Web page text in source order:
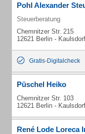
Pohl Alexander
Steuerberatung
Chemnitzer Str. 215
12621 Berlin - Kaulsdorf
Gratis-Digitalcheck
Püschel Heiko
Chemnitzer Str. 103
12621 Berlin - Kaulsdorf
René Lode Loreca